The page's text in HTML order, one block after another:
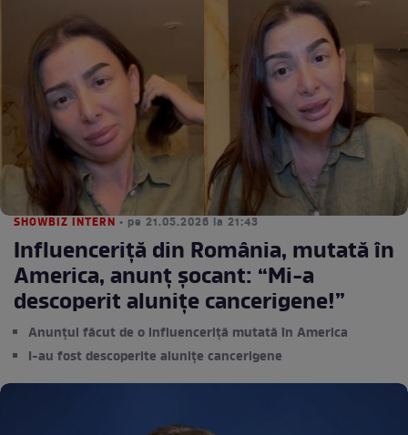
SHOWBIZ INTERN • pe 21.05.2026 la 21:43
Influenceriță din România, mutată în
America, anunț șocant: “Mi-a
descoperit alunițe cancerigene!”
Anunțul făcut de o influenceriță mutată în America
I-au fost descoperite alunițe cancerigene